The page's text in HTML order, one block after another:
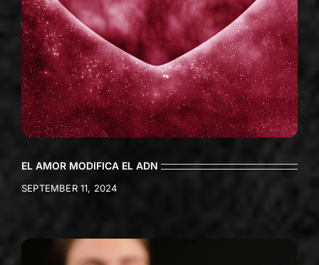
EL AMOR MODIFICA EL ADN
SEPTEMBER 11, 2024